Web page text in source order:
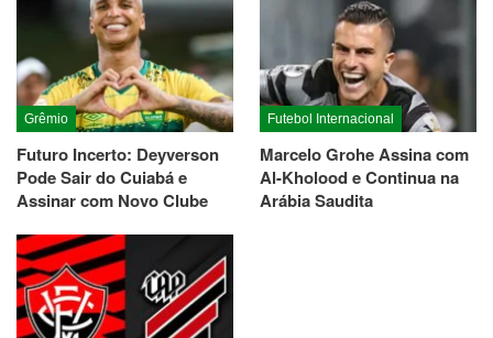
Grêmio
Futuro Incerto: Deyverson
Pode Sair do Cuiabá e
Assinar com Novo Clube
Futebol Internacional
Marcelo Grohe Assina com
Al-Kholood e Continua na
Arábia Saudita